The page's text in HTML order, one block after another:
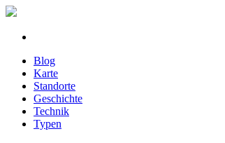
Blog
Karte
Standorte
Geschichte
Technik
Typen